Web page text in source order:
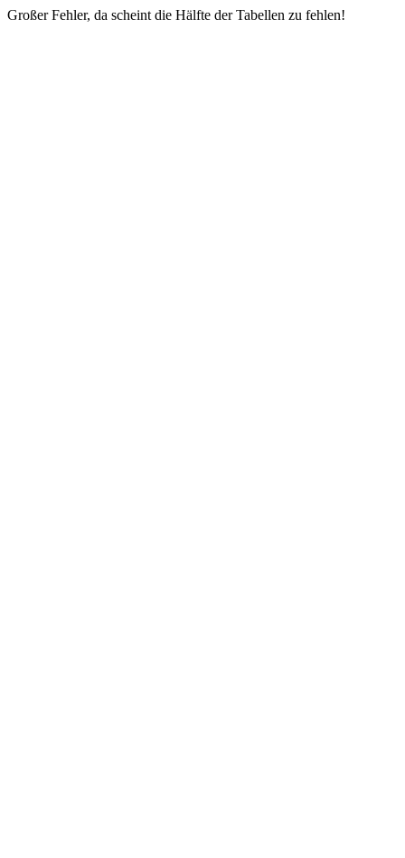
Großer Fehler, da scheint die Hälfte der Tabellen zu fehlen!